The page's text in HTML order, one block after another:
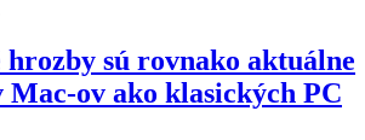
sú rovnako aktuálne
ov ako klasických PC